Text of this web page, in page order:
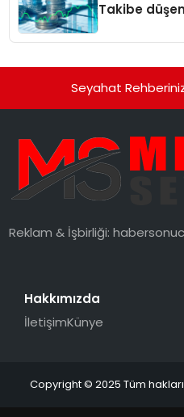
Takibe
Seyahat
Reklam & İşbirliği:
Hakkımızda
İletişimKünye
Copyright © 2025 Tüm hakları